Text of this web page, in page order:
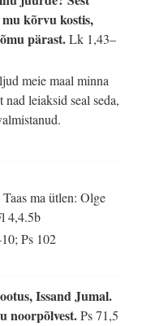
kõrvu kostis,
pärast.Lk 1,43–
meie maal minna
leiaksid seal seda,
ma ütlen: Olge
4,4.5b
Ps 102
Issand Jumal.
noorpõlvest.Ps 71,5